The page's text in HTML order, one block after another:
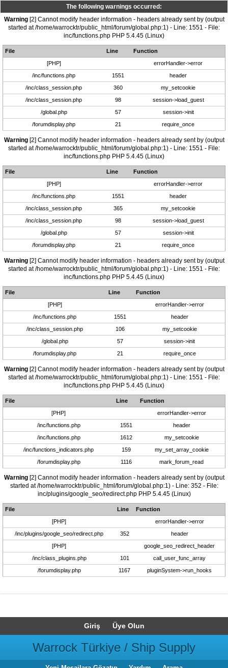
The following warnings occurred:
Warning[2] Cannot modify header information - headers already sent by (output
started at /home/warrocktr/public_html/forum/global.php:1) - Line: 1551 - File:
inc/functions.php PHP 5.4.45 (Linux)
File Line
Function
[PHP]
errorHandler->error
/inc/functions.php
1551
header
/inc/class_session.php
360
my_setcookie
/inc/class_session.php
98
session->load_guest
/global.php
57
session->init
/forumdisplay.php
21 require_once
Warning[2] Cannot modify header information - headers already sent by (output
started at /home/warrocktr/public_html/forum/global.php:1) - Line: 1551 - File:
inc/functions.php PHP 5.4.45 (Linux)
File Line
Function
[PHP]
errorHandler->error
/inc/functions.php
1551
header
/inc/class_session.php
365
my_setcookie
/inc/class_session.php
98
session->load_guest
/global.php
57
session->init
/forumdisplay.php
21 require_once
Warning[2] Cannot modify header information - headers already sent by (output
started at /home/warrocktr/public_html/forum/global.php:1) - Line: 1551 - File:
inc/functions.php PHP 5.4.45 (Linux)
File Line
Function
[PHP]
errorHandler->error
/inc/functions.php
1551
header
/inc/class_session.php
106
my_setcookie
/global.php
57
session->init
/forumdisplay.php
21 require_once
Warning[2] Cannot modify header information - headers already sent by (output
started at /home/warrocktr/public_html/forum/global.php:1) - Line: 1551 - File:
inc/functions.php PHP 5.4.45 (Linux)
File Line
Function
[PHP]
errorHandler->error
/inc/functions.php
1551
header
/inc/functions.php
1612
my_setcookie
/inc/functions_indicators.php
159
my_set_array_cookie
/forumdisplay.php
1116 mark_forum_read
Warning[2] Cannot modify header information - headers already sent by (output
started at /home/warrocktr/public_html/forum/global.php:1) - Line: 352 - File:
inc/plugins/google_seo/redirect.php PHP 5.4.45 (Linux)
File Line
Function
[PHP]
errorHandler->error
/inc/plugins/google_seo/redirect.php
352
header
[PHP]
google_seo_redirect_header
/inc/class_plugins.php
101
call_user_func_array
/forumdisplay.php
1167 pluginSystem->run_hooks
Giriş Üye Olun
Warrock Türkiye / Ship Supply